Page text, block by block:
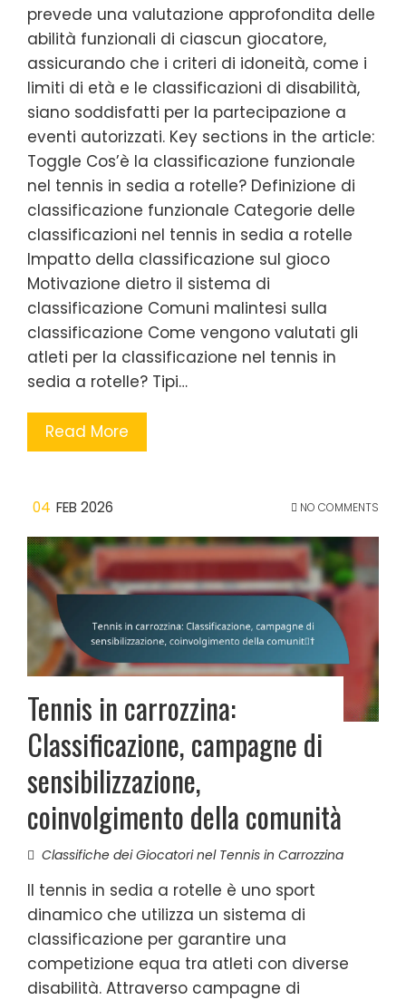
prevede una valutazione approfondita delle
abilità funzionali di ciascun giocatore,
assicurando che i criteri di idoneità, come i
limiti di età e le classificazioni di disabilità,
siano soddisfatti per la partecipazione a
eventi autorizzati. Key sections in the article:
Toggle Cos’è la classificazione funzionale
nel tennis in sedia a rotelle? Definizione di
classificazione funzionale Categorie delle
classificazioni nel tennis in sedia a rotelle
Impatto della classificazione sul gioco
Motivazione dietro il sistema di
classificazione Comuni malintesi sulla
classificazione Come vengono valutati gli
atleti per la classificazione nel tennis in
sedia a rotelle? Tipi…
Read More
04 FEB 2026 NO COMMENTS
Tennis in carrozzina:
Classificazione, campagne di
sensibilizzazione,
coinvolgimento della comunità
Classifiche dei Giocatori nel Tennis in Carrozzina
Il tennis in sedia a rotelle è uno sport
dinamico che utilizza un sistema di
classificazione per garantire una
competizione equa tra atleti con diverse
disabilità. Attraverso campagne di